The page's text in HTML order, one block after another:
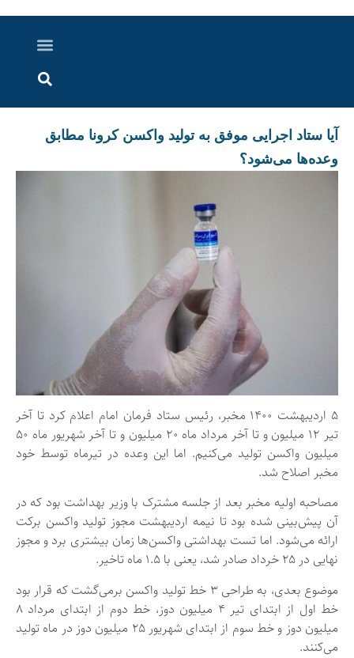
آیا ستاد اجرایی موفق به تولید واکسن کرونا مطابق
وعده‌ها می‌شود؟
۵ اردیبهشت ۱۴۰۰ مخبر، رئیس ستاد فرمان امام اعلام کرد تا آخر
تیر ۱۲ میلیون و تا آخر مرداد ماه ۲۰ میلیون و تا آخر شهریور ماه ۵۰
میلیون واکسن تولید می‌کنیم. اما این وعده در تیرماه توسط خود
مخبر اصلاح شد.
مصاحبه اولیه مخبر بعد از جلسه مشترک با وزیر بهداشت بود که در
آن پیش‌بینی شده بود تا نیمه اردیبهشت مجوز تولید واکسن برکت
ارائه می‌شود. اما تست بهداشتی واکسن‌ها زمان بیشتری برد و مجوز
نهایی در ۲۵ خرداد صادر شد، یعنی با ۱.۵ ماه تاخیر.
موضوع بعدی، به طراحی ۳ خط تولید واکسن برمی‌گشت که قرار بود
خط اول از ابتدای تیر ۴ میلیون دوز، خط دوم از ابتدای مرداد ۸
میلیون دوز و خط سوم از ابتدای شهریور ۲۵ میلیون دوز در ماه تولید
می‌کنند.